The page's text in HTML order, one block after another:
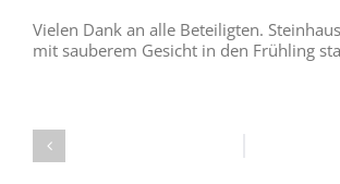
Vielen Dank an alle Beteiligten.
mit sauberem Gesicht in den Frühling